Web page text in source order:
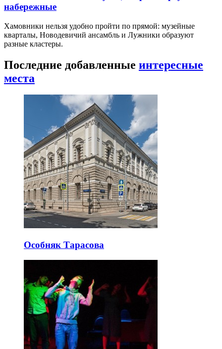
набережные
Хамовники нельзя удобно пройти по прямой: музейные
кварталы, Новодевичий ансамбль и Лужники образуют
разные кластеры.
Последние добавленные интересные
места
Особняк Тарасова